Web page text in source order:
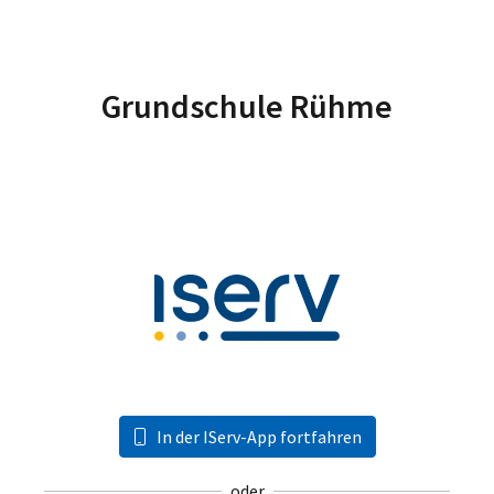
Grundschule Rühme
In der IServ-App fortfahren